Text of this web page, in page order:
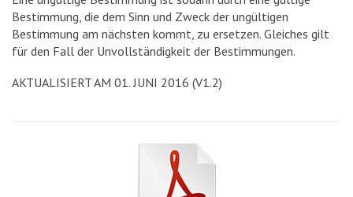
Bestimmung, die dem Sinn und Zweck der ungültigen
Bestimmung am nächsten kommt, zu ersetzen. Gleiches gilt
für den Fall der Unvollständigkeit der Bestimmungen.
AKTUALISIERT AM 01. JUNI 2016 (V1.2)